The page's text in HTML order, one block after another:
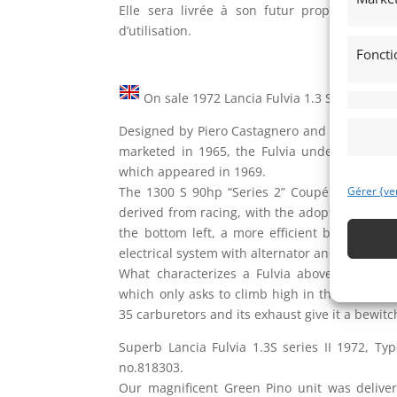
Gérer
Elle sera livrée à son futur propriétaire
d’utilisation.
On sale 1972 Lancia Fulvia 1.3 S series II.
Designed by Piero Castagnero and launched
marketed in 1965, the Fulvia underwent
which appeared in 1969.
The 1300 S 90hp “Series 2” Coupé will
derived from racing, with the adoption of a 5-
the bottom left, a more efficient braking
electrical system with alternator and halogen
What characterizes a Fulvia above all else
which only asks to climb high in the
35 carburetors and its exhaust give it a
Superb Lancia Fulvia 1.3S series II 1972,
no.818303.
Our magnificent Green Pino unit was